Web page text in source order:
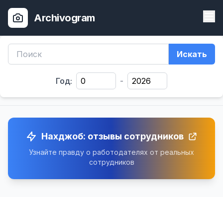
Archivogram
Искать
Год: -
Нахджоб: отзывы сотрудников
Узнайте правду о работодателях от реальных
сотрудников